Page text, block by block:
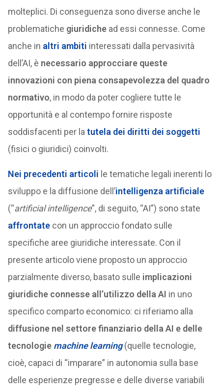
molteplici. Di conseguenza sono diverse anche le
problematiche giuridichead essi connesse. Come
anche in altri ambiti interessati dalla pervasività
dell’AI, è necessario approcciare queste
innovazioni con piena consapevolezza del quadro
normativo, in modo da poter cogliere tutte le
opportunità e al contempo fornire risposte
soddisfacenti per la tutela dei diritti dei soggetti
(fisici o giuridici) coinvolti.
Nei precedenti articoli le tematiche legali inerenti lo
sviluppo e la diffusione dell’intelligenza artificiale
(“artificial intelligence”, di seguito, “AI”) sono state
affrontatecon un approccio fondato sulle
specifiche aree giuridiche interessate. Con il
presente articolo viene proposto un approccio
parzialmente diverso, basato sulle implicazioni
giuridiche connesse all’utilizzo della AI in uno
specifico comparto economico: ci riferiamo alla
diffusione nel settore finanziario della AI e delle
tecnologie machine learning (quelle tecnologie,
cioè, capaci di “imparare” in autonomia sulla base
delle esperienze pregresse e delle diverse variabili